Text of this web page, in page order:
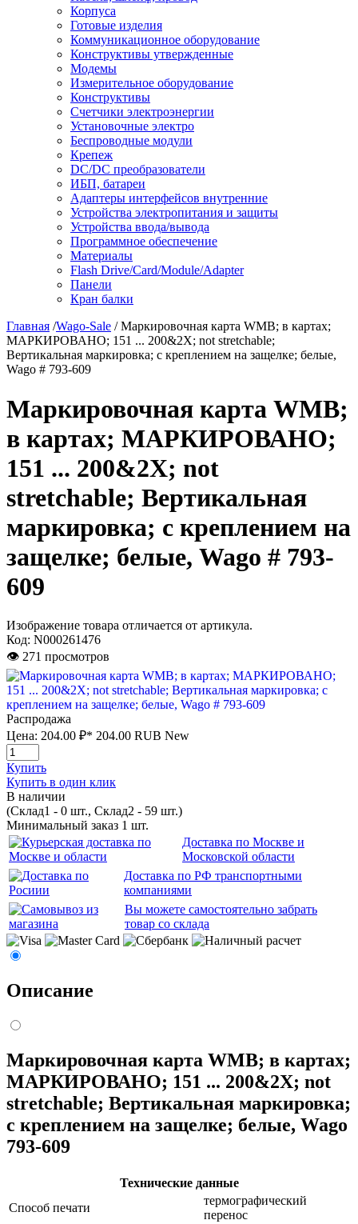
Корпуса
Готовые изделия
Коммуникационное оборудование
Конструктивы утвержденные
Модемы
Измерительное оборудование
Конструктивы
Счетчики электроэнергии
Установочные электро
Беспроводные модули
Крепеж
DC/DC преобразователи
ИБП, батареи
Адаптеры интерфейсов внутренние
Устройства электропитания и защиты
Устройства ввода/вывода
Программное обеспечение
Материалы
Flash Drive/Card/Module/Adapter
Панели
Кран балки
Главная /Wago-Sale / Маркировочная карта WMB; в картах;
МАРКИРОВАНО; 151 ... 200&2X; not stretchable;
Вертикальная маркировка; с креплением на защелке; белые,
Wago # 793-609
Маркировочная карта WMB;
в картах; МАРКИРОВАНО;
151 ... 200&2X; not
stretchable; Вертикальная
маркировка; с креплением на
защелке; белые, Wago # 793-
609
Изображение товара отличается от артикула.
Код: N000261476
👁 271 просмотров
Распродажа
Цена: 204.00 ₽* 204.00 RUB New
Купить
Купить в один клик
В наличии
(Склад1 - 0 шт., Склад2 - 59 шт.)
Минимальный заказ 1 шт.
Доставка по Москве и
Московской области
Доставка по РФ транспортными
компаниями
Вы можете самостоятельно забрать
товар со склада
Описание
Маркировочная карта WMB; в картах;
МАРКИРОВАНО; 151 ... 200&2X; not
stretchable; Вертикальная маркировка;
с креплением на защелке; белые, Wago
793-609
Технические данные
Способ печати
термографический
перенос